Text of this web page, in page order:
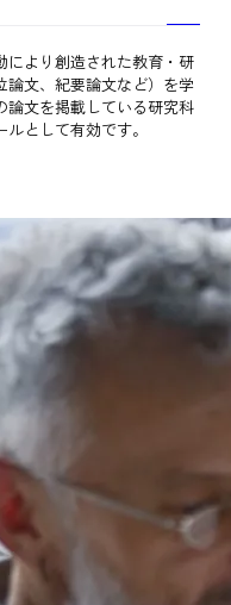
により創造された教育・研
論文、紀要論文など）を学
論文を掲載している研究科
として有効です。